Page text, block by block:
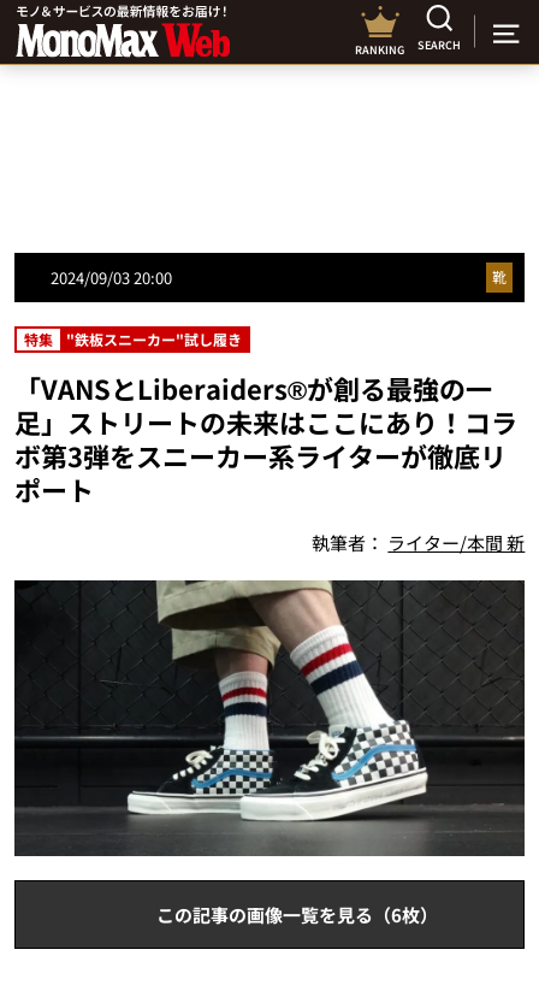
RANKING SEARCH
2024/09/03 20:00 靴
特集 "鉄板スニーカー"試し履き
「VANSとLiberaiders®が創る最強の一
足」ストリートの未来はここにあり！コラ
ボ第3弾をスニーカー系ライターが徹底リ
ポート
執筆者： ライター/本間 新
この記事の画像一覧を見る（6枚）